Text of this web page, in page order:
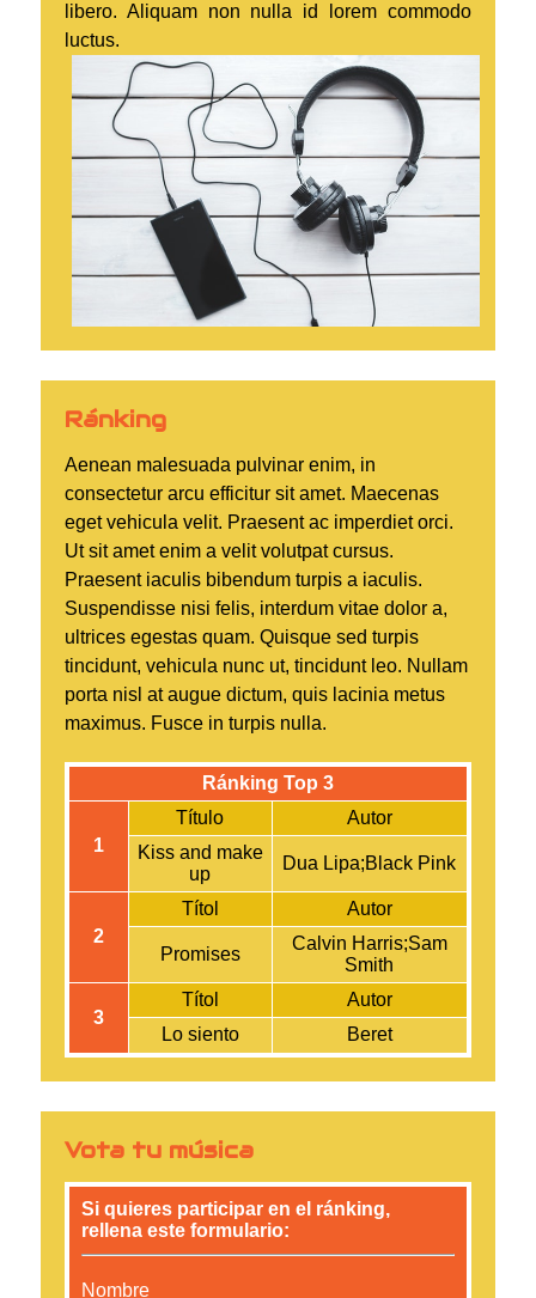
libero. Aliquam non nulla id lorem commodo
luctus.
Ránking
Aenean malesuada pulvinar enim, in
consectetur arcu efficitur sit amet. Maecenas
eget vehicula velit. Praesent ac imperdiet orci.
Ut sit amet enim a velit volutpat cursus.
Praesent iaculis bibendum turpis a iaculis.
Suspendisse nisi felis, interdum vitae dolor a,
ultrices egestas quam. Quisque sed turpis
tincidunt, vehicula nunc ut, tincidunt leo. Nullam
porta nisl at augue dictum, quis lacinia metus
maximus. Fusce in turpis nulla.
Ránking Top 3
1
Título
Autor
Kiss and make
up
Dua Lipa;Black Pink
2
Títol Autor
Promises
Calvin Harris;Sam
Smith
3
Títol
Autor
Lo siento
Beret
Vota tu música
Si quieres participar en el ránking,
rellena este formulario:
Nombre